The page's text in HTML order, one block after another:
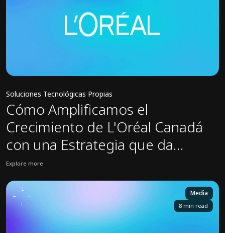
Soluciones Tecnológicas Propias
Cómo Amplificamos el
Crecimiento de L'Oréal Canadá
con una Estrategia que da
Prioridad a la Sostenibilidad
Explore more
View L’Oréal case study: Cómo Amplificamos el Crecimiento de
Media
8 min read